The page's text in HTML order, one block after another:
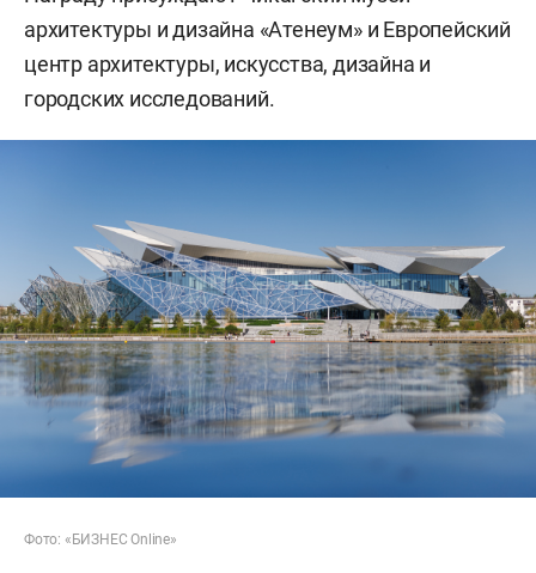
архитектуры и дизайна «Атенеум» и Европейский
центр архитектуры, искусства, дизайна и
городских исследований.
Фото: «БИЗНЕС Online»